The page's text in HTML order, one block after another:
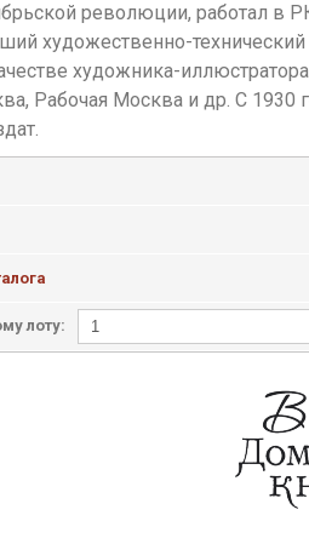
революции, работал в
художественно-
художника-
Рабочая Москва и др. С 1930
лоту: